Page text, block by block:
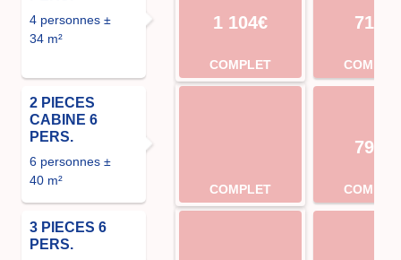
4 personnes ±
34 m²
2 PIECES
CABINE 6
PERS.
6 personnes ±
40 m²
3 PIECES 6
PERS.
1 104€
COMPLET
COMPLET
714€
798€